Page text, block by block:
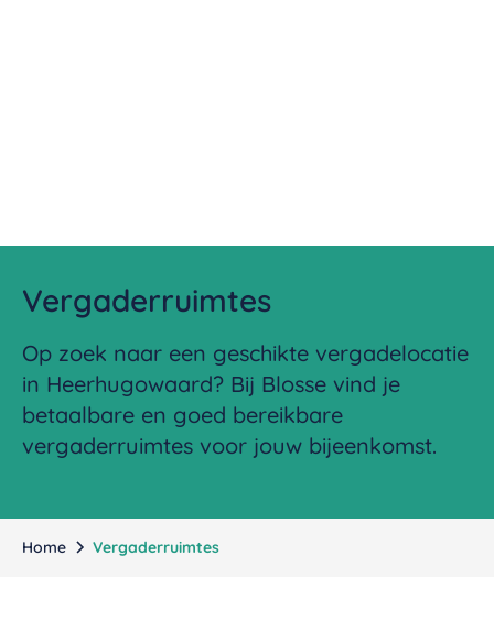
Vergaderruimtes
Op zoek naar een geschikte vergadelocatie
in Heerhugowaard? Bij Blosse vind je
betaalbare en goed bereikbare
vergaderruimtes voor jouw bijeenkomst.
Home Vergaderruimtes